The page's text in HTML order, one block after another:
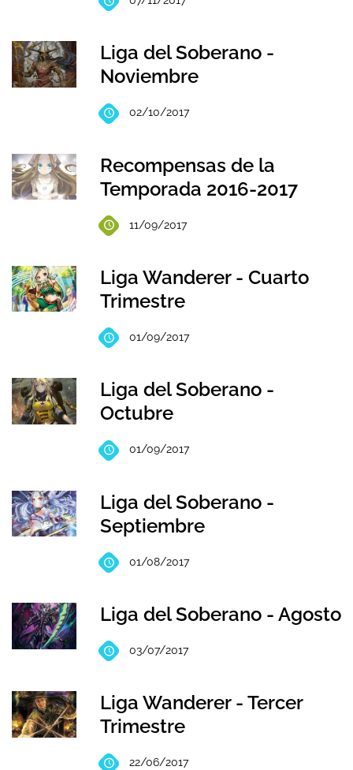
Liga del Soberano -
Noviembre
02/10/2017
Recompensas de la
Temporada 2016-2017
11/09/2017
Liga Wanderer - Cuarto
Trimestre
01/09/2017
Liga del Soberano -
Octubre
01/09/2017
Liga del Soberano -
Septiembre
01/08/2017
Liga del Soberano - Agosto
03/07/2017
Liga Wanderer - Tercer
Trimestre
22/06/2017